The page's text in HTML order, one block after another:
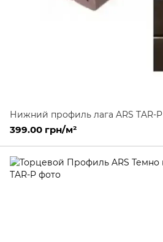
Нижний профиль лага ARS TAR-P
399.00 грн/м²